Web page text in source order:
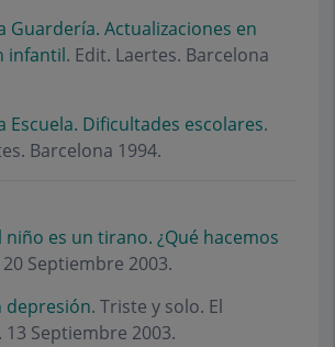
Guardería. Actualizaciones en
infantil. Edit. Laertes. Barcelona
Escuela. Dificultades escolares.
Barcelona 1994.
niño es un tirano. ¿Qué hacemos
20 Septiembre 2003.
depresión. Triste y solo. El
Septiembre 2003.